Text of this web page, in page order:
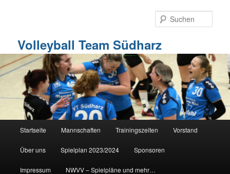
Volleyball Team Südharz
Startseite Mannschaften Trainingszeiten Vorstand
Über uns Spielplan 2023/2024 Sponsoren
Impressum NWVV – Spielpläne und mehr…